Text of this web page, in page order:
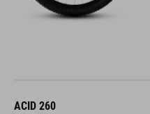
ACID 260